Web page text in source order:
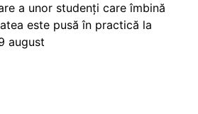
a unor studenți care îmbină
este pusă în practică la
august